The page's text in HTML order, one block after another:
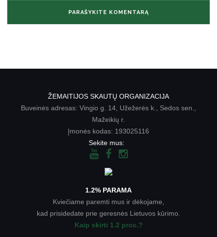
ŽEMAITIJOS SKAUTŲ ORGANIZACIJA
Buveinės adresas: Vingio g. 14, Užežerės k., Sedos sen.,
Mažeikių r.
Įmonės kodas: 193025116
Sekite mus:
1.2% PARAMA
Kviečiame paremti mus ir dėkojame,
kad prisidedate prie geresnės Lietuvos kūrimo.
Kaip skirti 1.2 proc.?